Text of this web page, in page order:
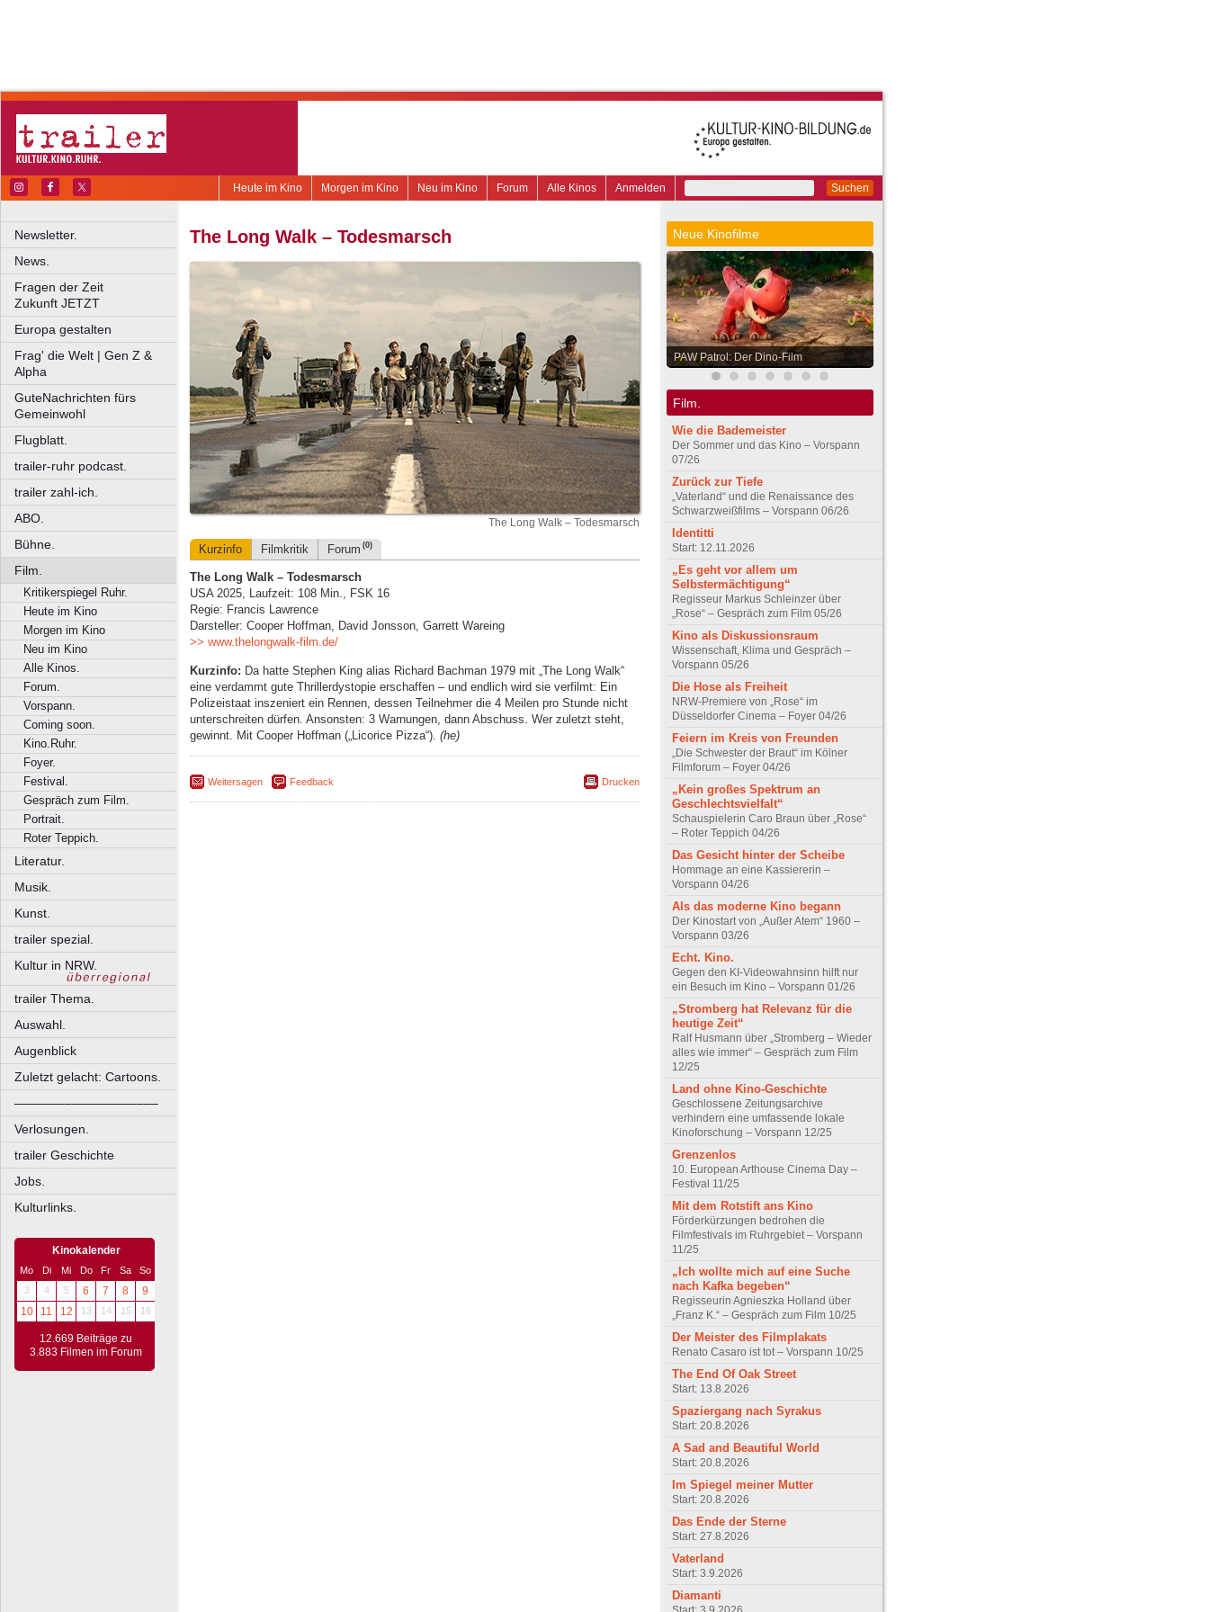
Suchen
Anmelden
Alle Kinos
Forum
Neu im Kino
Morgen im Kino
Heute im Kino
Newsletter.
News.
Fragen der Zeit
Zukunft JETZT
Europa gestalten
Frag' die Welt | Gen Z &
Alpha
GuteNachrichten fürs
Gemeinwohl
Flugblatt.
trailer-ruhr podcast.
trailer zahl-ich.
ABO.
Bühne.
Film.
Kritikerspiegel Ruhr.
Heute im Kino
Morgen im Kino
Neu im Kino
Alle Kinos.
Forum.
Vorspann.
Coming soon.
Kino.Ruhr.
Foyer.
Festival.
Gespräch zum Film.
Portrait.
Roter Teppich.
Literatur.
Musik.
Kunst.
trailer spezial.
Kultur in NRW.
trailer Thema.
Auswahl.
Augenblick
Zuletzt gelacht: Cartoons.
––––––––––––––––––––
Verlosungen.
trailer Geschichte
Jobs.
Kulturlinks.
Kinokalender
Mo Di Mi Do Fr Sa
So
3
4 5 6 7 8
9
10
11 12 13 14 15 16
12.669 Beiträge zu
3.883 Filmen im Forum
The Long Walk – Todesmarsch
The Long Walk – Todesmarsch
Kurzinfo Filmkritik Forum (0)
The Long Walk – Todesmarsch
USA 2025, Laufzeit: 108 Min., FSK 16
Regie: Francis Lawrence
Darsteller: Cooper Hoffman, David Jonsson, Garrett Wareing
>> www.thelongwalk-film.de/
Kurzinfo: Da hatte Stephen King alias Richard Bachman 1979 mit „The Long Walk“
eine verdammt gute Thrillerdystopie erschaffen – und endlich wird sie verfilmt: Ein
Polizeistaat inszeniert ein Rennen, dessen Teilnehmer die 4 Meilen pro Stunde nicht
unterschreiten dürfen. Ansonsten: 3 Warnungen, dann Abschuss. Wer zuletzt steht,
gewinnt. Mit Cooper Hoffman („Licorice Pizza“). (he)
Weitersagen Feedback Drucken
Neue Kinofilme
PAW Patrol: Der Dino-Film
Film.
Wie die Bademeister
Der Sommer und das Kino – Vorspann
07/26
Zurück zur Tiefe
„Vaterland“ und die Renaissance des
Schwarzweißfilms – Vorspann 06/26
Identitti
Start: 12.11.2026
„Es geht vor allem um
Selbstermächtigung“
Regisseur Markus Schleinzer über
„Rose“ – Gespräch zum Film 05/26
Kino als Diskussionsraum
Wissenschaft, Klima und Gespräch –
Vorspann 05/26
Die Hose als Freiheit
NRW-Premiere von „Rose“ im
Düsseldorfer Cinema – Foyer 04/26
Feiern im Kreis von Freunden
„Die Schwester der Braut“ im Kölner
Filmforum – Foyer 04/26
„Kein großes Spektrum an
Geschlechtsvielfalt“
Schauspielerin Caro Braun über „Rose“
– Roter Teppich 04/26
Das Gesicht hinter der Scheibe
Hommage an eine Kassiererin –
Vorspann 04/26
Als das moderne Kino begann
Der Kinostart von „Außer Atem“ 1960 –
Vorspann 03/26
Echt. Kino.
Gegen den KI-Videowahnsinn hilft nur
ein Besuch im Kino – Vorspann 01/26
„Stromberg hat Relevanz für die
heutige Zeit“
Ralf Husmann über „Stromberg – Wieder
alles wie immer“ – Gespräch zum Film
12/25
Land ohne Kino-Geschichte
Geschlossene Zeitungsarchive
verhindern eine umfassende lokale
Kinoforschung – Vorspann 12/25
Grenzenlos
10. European Arthouse Cinema Day –
Festival 11/25
Mit dem Rotstift ans Kino
Förderkürzungen bedrohen die
Filmfestivals im Ruhrgebiet – Vorspann
11/25
„Ich wollte mich auf eine Suche
nach Kafka begeben“
Regisseurin Agnieszka Holland über
„Franz K.“ – Gespräch zum Film 10/25
Der Meister des Filmplakats
Renato Casaro ist tot – Vorspann 10/25
The End Of Oak Street
Start: 13.8.2026
Spaziergang nach Syrakus
Start: 20.8.2026
A Sad and Beautiful World
Start: 20.8.2026
Im Spiegel meiner Mutter
Start: 20.8.2026
Das Ende der Sterne
Start: 27.8.2026
Vaterland
Start: 3.9.2026
Diamanti